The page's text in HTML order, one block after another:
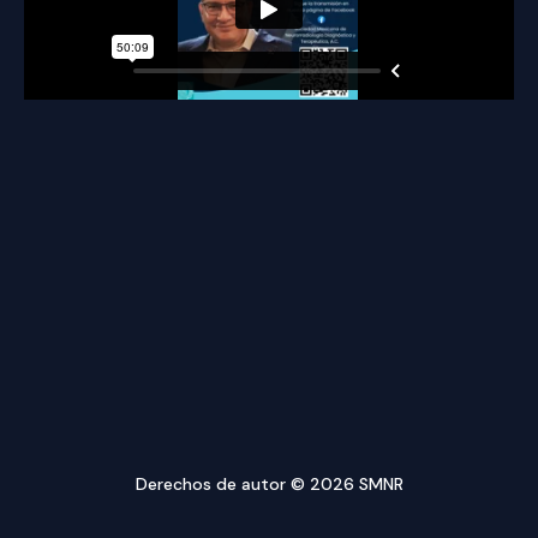
Derechos de autor © 2026 SMNR